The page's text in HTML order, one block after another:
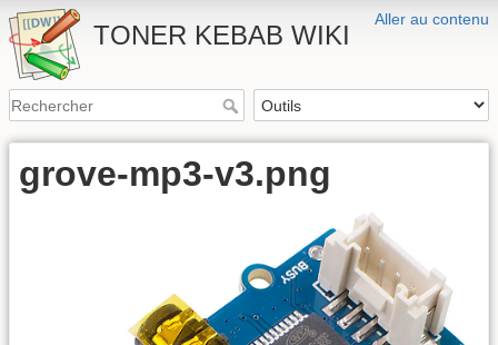
Aller au contenu
TONER KEBAB WIKI
grove-mp3-v3.png